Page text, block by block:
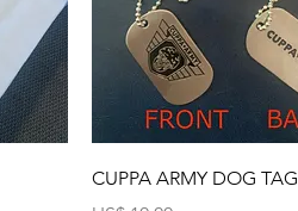
Visualização rápida
CUPPA ARMY DOG TAG